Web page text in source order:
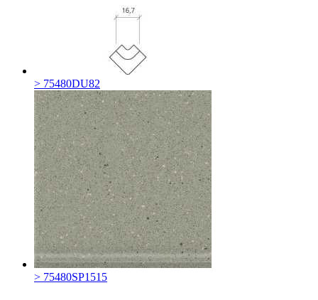
> 75480DU82
> 75480SP1515